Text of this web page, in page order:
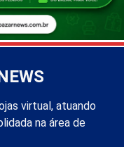
virtual, atuando
na área de